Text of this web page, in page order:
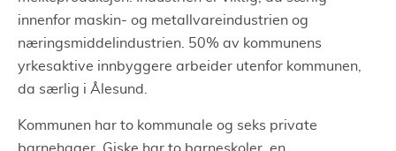
innenfor maskin- og metallvareindustrien og
næringsmiddelindustrien. 50% av kommunens
yrkesaktive innbyggere arbeider utenfor kommunen,
da særlig i Ålesund.
Kommunen har to kommunale og seks private